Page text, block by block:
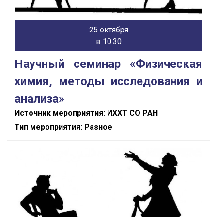
25 октября
в 10:30
Научный семинар «Физическая
химия, методы исследования и
анализа»
Источник мероприятия: ИХХТ СО РАН
Тип мероприятия: Разное